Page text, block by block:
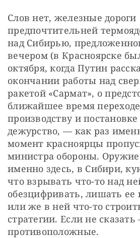
Слов нет, железные дороги
предпочтительней
над Сибирью,
вечером (в Красноярске
октября, когда Путин
окончании работы над
ракетой «Сармат», о
ближайшее время
производству и постановке
дежурство, — как раз
момент красноярцы
министра обороны. Оружие
именно здесь, в Сибири,
что взрывать что-то над
обезцифривать, лишать ее
или же в ней что-то
стратегии. Если не
противоположные.